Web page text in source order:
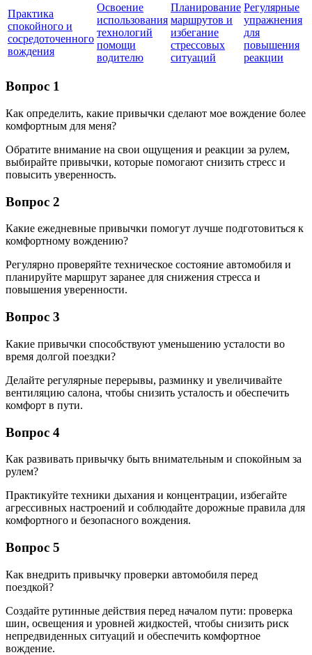
Практика
спокойного и
сосредоточенного
вождения
Освоение
использования
технологий
помощи
водителю
Планирование
маршрутов и
избегание
стрессовых
ситуаций
Регулярные
упражнения
для
повышения
реакции
Вопрос 1
Как определить, какие привычки сделают мое вождение более
комфортным для меня?
Обратите внимание на свои ощущения и реакции за рулем,
выбирайте привычки, которые помогают снизить стресс и
повысить уверенность.
Вопрос 2
Какие ежедневные привычки помогут лучше подготовиться к
комфортному вождению?
Регулярно проверяйте техническое состояние автомобиля и
планируйте маршрут заранее для снижения стресса и
повышения уверенности.
Вопрос 3
Какие привычки способствуют уменьшению усталости во
время долгой поездки?
Делайте регулярные перерывы, разминку и увеличивайте
вентиляцию салона, чтобы снизить усталость и обеспечить
комфорт в пути.
Вопрос 4
Как развивать привычку быть внимательным и спокойным за
рулем?
Практикуйте техники дыхания и концентрации, избегайте
агрессивных настроений и соблюдайте дорожные правила для
комфортного и безопасного вождения.
Вопрос 5
Как внедрить привычку проверки автомобиля перед
поездкой?
Создайте рутинные действия перед началом пути: проверка
шин, освещения и уровней жидкостей, чтобы снизить риск
непредвиденных ситуаций и обеспечить комфортное
вождение.